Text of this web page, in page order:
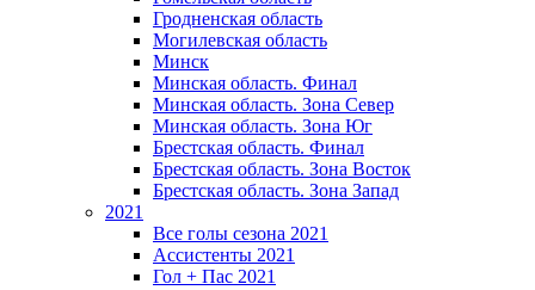
Гродненская область
Могилевская область
Минск
Mинская область. Финал
Минская область. Зона Север
Минская область. Зона Юг
Брестская область. Финал
Брестская область. Зона Восток
Брестская область. Зона Запад
2021
Все голы сезона 2021
Ассистенты 2021
Гол + Пас 2021